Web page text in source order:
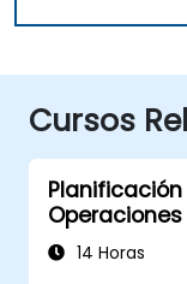
Cursos
de la14 Horas